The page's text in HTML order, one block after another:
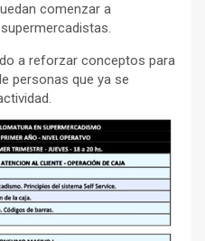
comenzar a
a reforzar conceptos para
personas que ya se